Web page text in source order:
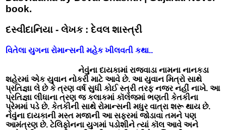
book.
દસ્વીદાનિયા - લેખક : દેવલ શાસ્ત્રી
વિતેલા યુગના રોમાન્સની મહેક ખીલવતી કથા..
નેવુંના દાયકામાં રાજવાડા નામના નાનકડા
શહેરમાં એક યુવાન નોકરી માટે આવે છે. આ યુવાન મિત્રો સાથે
પ્રતિજ્ઞા લે છે કે ત્રણ વર્ષ સુધી કોઈ સ્ત્રી તરફ નજર નહીં નાખે. આ
પ્રતિજ્ઞા લીધાના ત્રણ જ કલાકમાં કૉલેજમાં ભણતી કેતકીના
પ્રેમમાં પડે છે. કેતકીની સાથે રોમાન્સની મધુર વાત્રા શરૂ થાય છે.
નેવુંના દાયકાની મસ્ત મજાની આ સફરમાં જોડાવા તમને પણ
આમંત્રણ છે. ટેલિફોનના યુગમાં પડોશીને ત્યાં કૉલ આવે અને